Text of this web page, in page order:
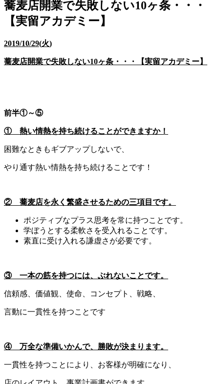
蕎麦店開業で失敗しない10ヶ条・・・
【実留アカデミー】
2019/10/29(火)
蕎麦店開業で失敗しない10ヶ条・・・【実留アカデミー】
前半①～⑤
① 熱い情熱を持ち続けることができますか！
困難なときもギブアップしないで、
やり通す熱い情熱を持ち続けることです！
② 蕎麦店を永く繁盛させるための三項目です。
ポジティブなプラス思考を常に持つことです。
学ぼうとする柔軟さを受入れることです。
素直に受け入れる謙虚さが必要です。
③ 一本の筋を持つには、ぶれないことです。
信頼感、価値観、使命、コンセプト、戦略、
言動に一貫性を持つことです
④ 万全な準備いかんで、勝敗が決まります。
一貫性を持つことにより、お客様が明確になり、